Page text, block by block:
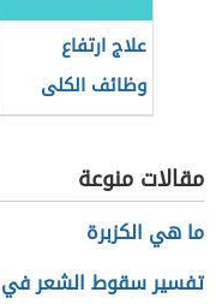
علاج ارتفاع
وظائف الكلى
مقالات منوعة
ما هي الكزبرة
تفسير سقوط الشعر في